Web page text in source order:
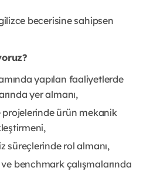
becerisine sahipsen
yapılan faaliyetlerde
yer almanı,
ürün mekanik
süreçlerinde rol almanı,
benchmark çalışmalarında